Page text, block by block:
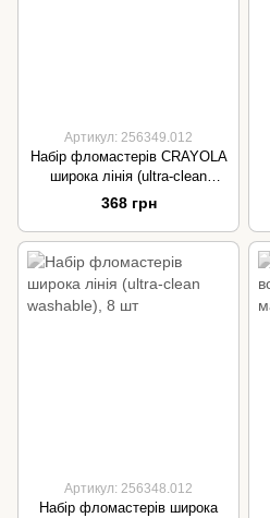
Артикул: 256349.012
Набір фломастерів CRAYOLA
широка лінія (ultra-clean
washable), 12 шт
368 грн
Артикул: 256348.012
Набір фломастерів широка